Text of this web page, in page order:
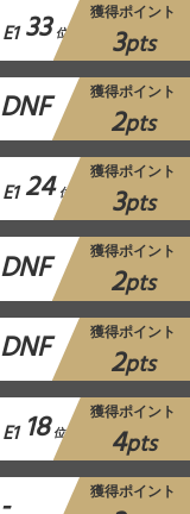
E1 33 位
獲得ポイント
3pts
DNF 獲得ポイント
2pts
E1 24 位
獲得ポイント
3pts
DNF 獲得ポイント
2pts
DNF 獲得ポイント
2pts
E1 18 位
獲得ポイント
4pts
獲得ポイント